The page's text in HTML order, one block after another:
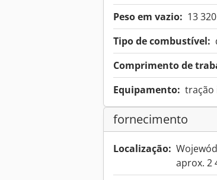
Peso em vazio: 13
Tipo de combustível:
Comprimento de
Equipamento: tração
fornecimento
Localização:
aprox. 2